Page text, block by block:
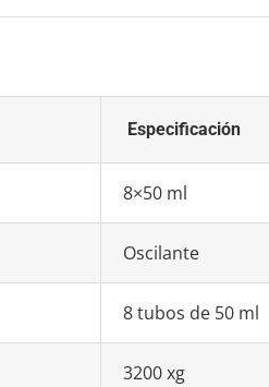
Especificación
8×50 ml
Oscilante
8 tubos de 50 ml
3200 xg